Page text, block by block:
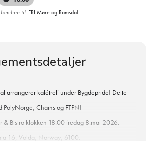
familien til FRI Møre og Romsdal
arrangerer kafétreff under Bygdepride! Dette
PolyNorge, Chains og FTPN!
& Bistro klokken 18:00 fredag 8.mai 2026.
16, Volda, Norway, 6100.